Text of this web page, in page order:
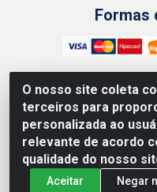
O nosso site coleta
terceiros para
personalizada ao
relevante de acordo
qualidade do nosso
Aceitar Negar
Formas
Kgmlan Distribuidora
Rua Pedro de Barros
-